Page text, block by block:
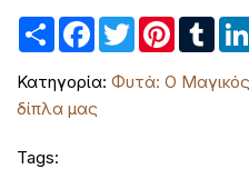
Share Facebook
TwitterPinterest
Κατηγορία: Φυτά: Ο Μαγικός
δίπλα μας
Tags: